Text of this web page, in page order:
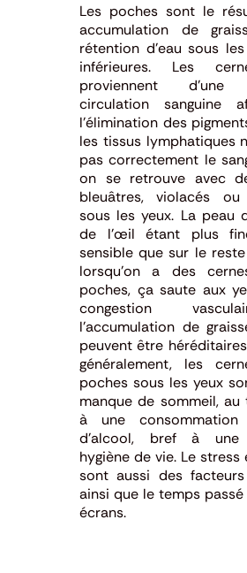
Les poches sont le
accumulation de
rétention d’eau sous
inférieures. Les
proviennent d’une
circulation sanguine
l’élimination des
les tissus lymphatiques
pas correctement le
on se retrouve avec
bleuâtres, violacés ou
sous les yeux. La peau
de l’œil étant plus
sensible que sur le
lorsqu’on a des
poches, ça saute aux
congestion
l’accumulation de
peuvent être
généralement, les
poches sous les yeux
manque de sommeil, au
à une consommation
d’alcool, bref à une
hygiène de vie. Le stress
sont aussi des facteurs
ainsi que le temps
écrans.